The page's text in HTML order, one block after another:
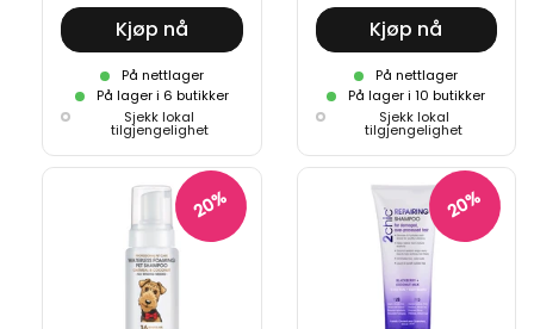
Kjøp nå
På nettlager
På lager i 6 butikker
Sjekk lokal
tilgjengelighet
Kjøp nå
På nettlager
På lager i 10 butikker
Sjekk lokal
tilgjengelighet
20% 20%